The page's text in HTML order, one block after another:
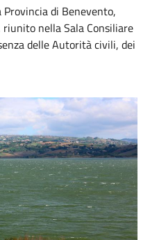
di Benevento,
nella Sala Consiliare
delle Autorità civili, dei